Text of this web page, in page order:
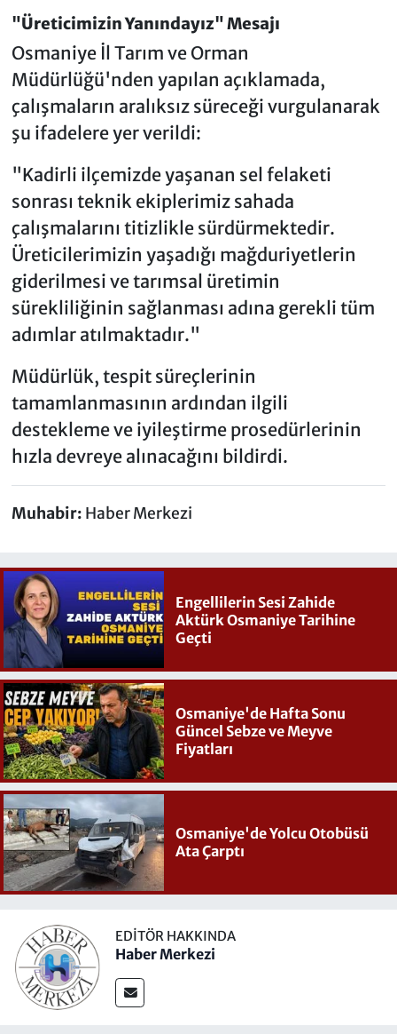
"Üreticimizin Yanındayız" Mesajı
Osmaniye İl Tarım ve Orman
Müdürlüğü'nden yapılan açıklamada,
çalışmaların aralıksız süreceği vurgulanarak
şu ifadelere yer verildi:
"Kadirli ilçemizde yaşanan sel felaketi
sonrası teknik ekiplerimiz sahada
çalışmalarını titizlikle sürdürmektedir.
Üreticilerimizin yaşadığı mağduriyetlerin
giderilmesi ve tarımsal üretimin
sürekliliğinin sağlanması adına gerekli tüm
adımlar atılmaktadır."
Müdürlük, tespit süreçlerinin
tamamlanmasının ardından ilgili
destekleme ve iyileştirme prosedürlerinin
hızla devreye alınacağını bildirdi.
Muhabir: Haber Merkezi
Engellilerin Sesi Zahide
Aktürk Osmaniye Tarihine
Geçti
Osmaniye'de Hafta Sonu
Güncel Sebze ve Meyve
Fiyatları
Osmaniye'de Yolcu Otobüsü
Ata Çarptı
EDITÖR HAKKINDA
Haber Merkezi